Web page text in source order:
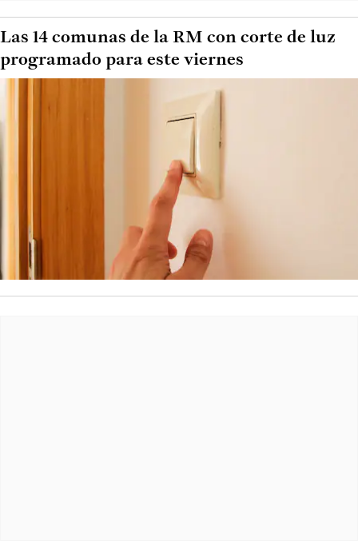
Las 14 comunas de la RM con corte de luz
programado para este viernes